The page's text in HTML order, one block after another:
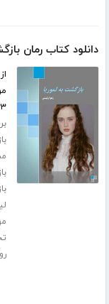
دانلود کتاب رمان